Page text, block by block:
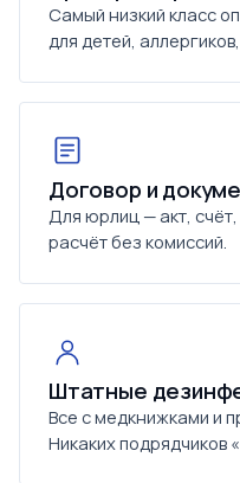
Самый низкий класс
для детей,
Договор и
Для юрлиц — акт,
расчёт без комиссий.
Штатные
Все с медкнижками и
Никаких подрядчиков